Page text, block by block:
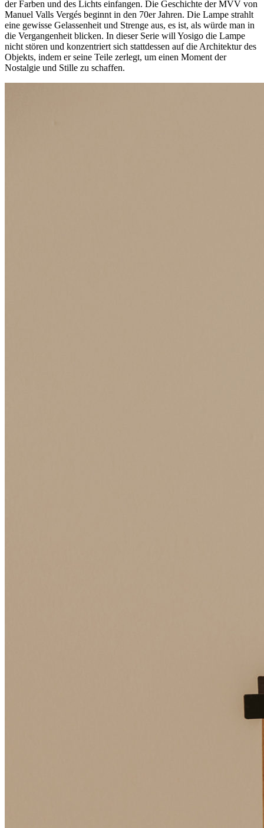
der Farben und des Lichts einfangen. Die Geschichte der MVV von
Manuel Valls Vergés beginnt in den 70er Jahren. Die Lampe strahlt
eine gewisse Gelassenheit und Strenge aus, es ist, als würde man in
die Vergangenheit blicken. In dieser Serie will Yosigo die Lampe
nicht stören und konzentriert sich stattdessen auf die Architektur des
Objekts, indem er seine Teile zerlegt, um einen Moment der
Nostalgie und Stille zu schaffen.